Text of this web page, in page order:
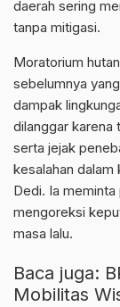
daerah sering
tanpa mitigasi.
Moratorium
sebelumnya
dampak
dilanggar karena
serta jejak
kesalahan dalam
Dedi. Ia
mengoreksi
masa lalu.
Baca juga:
Mobilitas